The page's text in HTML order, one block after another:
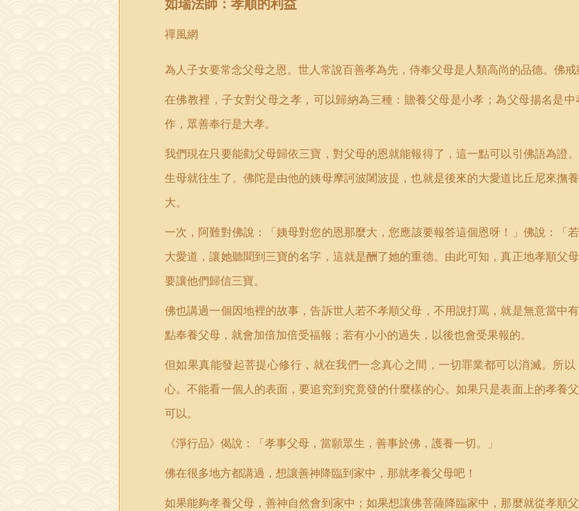
禪風網
為人子女要常念父母之恩。世人常說百善孝為先，侍奉父母是人類高尚的品德。佛戒
在佛教裡，子女對父母之孝，可以歸納為三種：贍養父母是小孝；為父母揚名是
作，眾善奉行是大孝。
我們現在只要能勸父母歸依三寶，對父母的恩就能報得了，這一點可以引佛語為證
生母就往生了。佛陀是由他的姨母摩訶波闍波提，也就是後來的大愛道比丘尼來撫
大。
一次，阿難對佛說：
「姨母對您的恩那麼大，您應該要報答這個恩呀！ 」 佛說： 「
大愛道，讓她聽聞到三寶的名字，這就是酬了她的重德。由此可知，真正地孝順父
要讓他們歸信三寶。
佛也講過一個因地裡的故事，告訴世人若不孝順父母，不用說打罵，就是無意當中
點奉養父母，就會加倍加倍受福報；若有小小的過失，以後也會受果報的。
但如果真能發起菩提心修行，就在我們一念真心之間，一切罪業都可以消滅。所
心。不能看一個人的表面，要追究到究竟發的什麼樣的心。如果只是表面上的孝養
可以。
《淨行品》偈說：
「孝事父母，當願眾生，善事於佛，護養一切。
」
佛在很多地方都講過，想讓善神降臨到家中，那就孝養父母吧！
如果能夠孝養父母，善神自然會到家中；如果想讓佛菩薩降臨家中，那麼就從孝順